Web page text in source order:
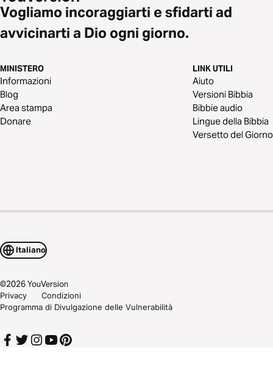
Vogliamo incoraggiarti e sfidarti ad
avvicinarti a Dio ogni giorno.
MINISTERO
Informazioni
Blog
Area stampa
Donare
LINK UTILI
Aiuto
Versioni Bibbia
Bibbie audio
Lingue della Bibbia
Versetto del Giorno
Italiano
©2026YouVersion
Privacy
Condizioni
Programma di Divulgazione delle Vulnerabilità